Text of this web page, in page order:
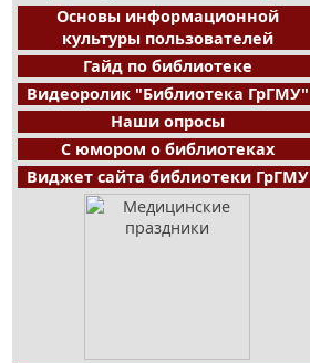
Основы информационной
культуры пользователей
Гайд по библиотеке
Видеоролик "Библиотека ГрГМУ"
Наши опросы
С юмором о библиотеках
Виджет сайта библиотеки ГрГМУ